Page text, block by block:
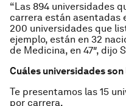
“Las 894 universidades
carrera están asentadas
200 universidades que
ejemplo, están en 32
de Medicina, en 47″, dijo
Cuáles universidades
Te presentamos las 15
por carrera.